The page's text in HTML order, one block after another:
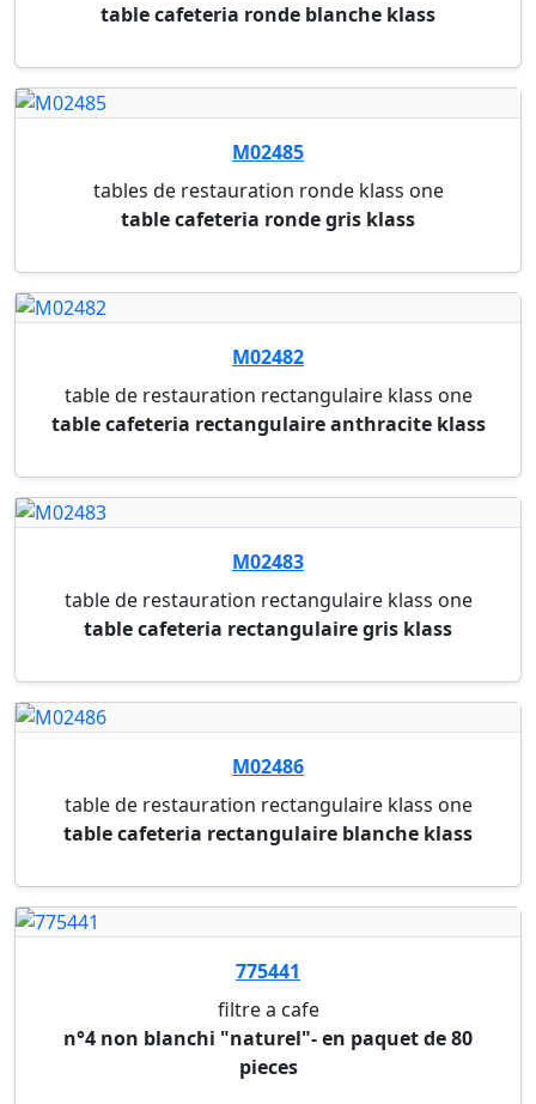
640438
gobelet a cafe
couvercle blanc en carton ø 80 mm pour le
gobelet ...
640439
gobelet a cafe
couvercle blanc en carton ø 90 mm pour le
gobelet ...
775581
cafe
10 capsules en aluminium l'or espresso ristretto
i...
775582
cafe
10 capsules en aluminium l'or espresso forza
inten...
775583
cafe
10 capsules en aluminium l'or espresso
splendente ...